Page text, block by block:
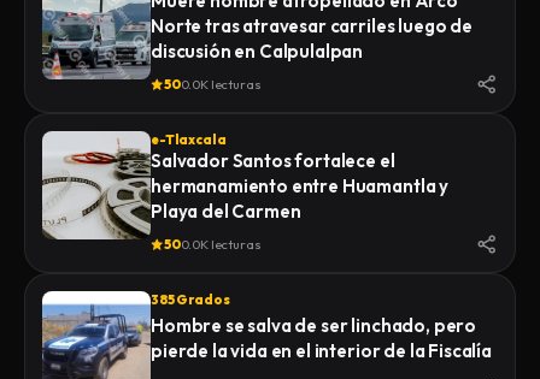
Norte tras atravesar carriles luego de
discusión en Calpulalpan
500.0K lecturas
e-Tlaxcala
Salvador Santos fortalece el
hermanamiento entre Huamantla y
Playa del Carmen
500.0K lecturas
385 Grados
Hombre se salva de ser linchado, pero
pierde la vida en el interior de la Fiscalía